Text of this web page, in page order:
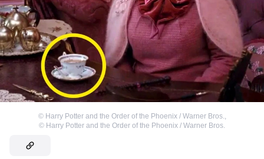
© Harry Potter and the Order of the Phoenix / Warner Bros.,
© Harry Potter and the Order of the Phoenix / Warner Bros.